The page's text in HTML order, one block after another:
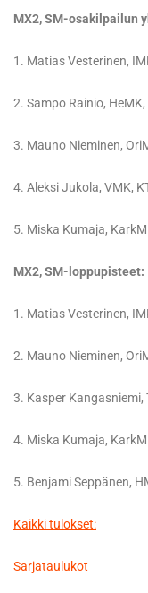
MX2, SM-osakilpailun
1. Matias Vesterinen,
2. Sampo Rainio,
3. Mauno Nieminen,
4. Aleksi Jukola, VMK,
5. Miska Kumaja,
MX2, SM-loppupisteet:
1. Matias Vesterinen,
2. Mauno Nieminen,
3. Kasper Kangasniemi,
4. Miska Kumaja,
5. Benjami Seppänen,
Kaikki tulokset:
Sarjataulukot